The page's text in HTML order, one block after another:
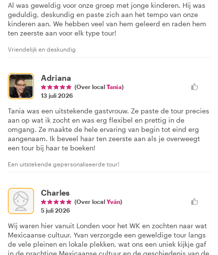
Al was geweldig voor onze groep met jonge kinderen. Hij was
geduldig, deskundig en paste zich aan het tempo van onze
kinderen aan. We hebben veel van hem geleerd en raden hem
ten zeerste aan voor elk type tour!
Vriendelijk en deskundig
Adriana
(Over local Tania)
13 juli 2026
Tania was een uitstekende gastvrouw. Ze paste de tour precies
aan op wat ik zocht en was erg flexibel en prettig in de
omgang. Ze maakte de hele ervaring van begin tot eind erg
aangenaam. Ik beveel haar ten zeerste aan als je overweegt
een tour bij haar te boeken!
Een uitstekende gepersonaliseerde tour!
Charles
(Over local Yván)
5 juli 2026
Wij waren hier vanuit Londen voor het WK en zochten naar wat
Mexicaanse cultuur. Yvan verzorgde een geweldige tour langs
de vele pleinen en lokale plekken, wat ons een uniek kijkje gaf
in de prachtige Mexicaanse cultuur en de geschiedenis van de